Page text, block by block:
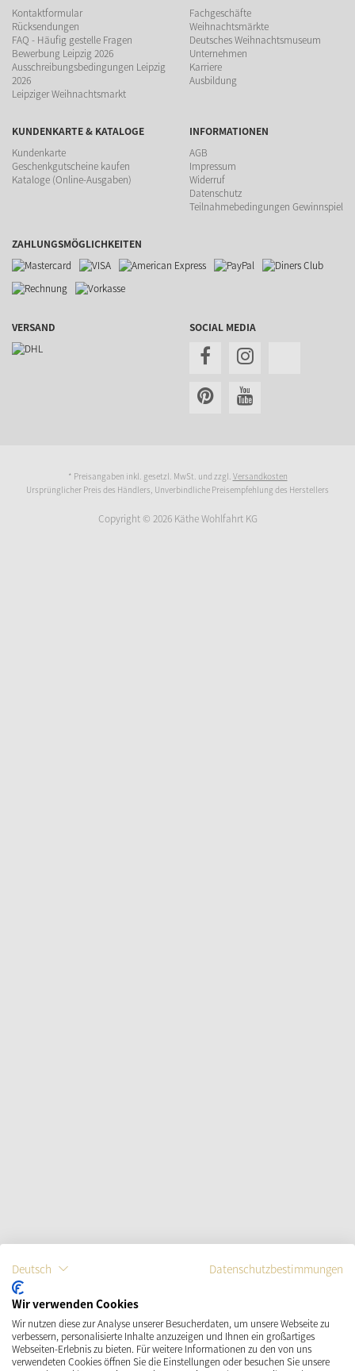
Kontaktformular
Rücksendungen
FAQ - Häufig gestelle Fragen
Bewerbung Leipzig 2026
Ausschreibungsbedingungen Leipzig
2026
Leipziger Weihnachtsmarkt
Fachgeschäfte
Weihnachtsmärkte
Deutsches Weihnachtsmuseum
Unternehmen
Karriere
Ausbildung
KUNDENKARTE & KATALOGE
Kundenkarte
Geschenkgutscheine kaufen
Kataloge (Online-Ausgaben)
INFORMATIONEN
AGB
Impressum
Widerruf
Datenschutz
Teilnahmebedingungen Gewinnspiel
ZAHLUNGSMÖGLICHKEITEN
VERSAND SOCIAL MEDIA
* Preisangaben inkl. gesetzl. MwSt. und zzgl. Versandkosten
Ursprünglicher Preis des Händlers, Unverbindliche Preisempfehlung des Herstellers
Copyright © 2026 Käthe Wohlfahrt KG
Deutsch Datenschutzbestimmungen
Wir verwenden Cookies
Wir nutzen diese zur Analyse unserer Besucherdaten, um unsere Webseite zu
verbessern, personalisierte Inhalte anzuzeigen und Ihnen ein großartiges
Webseiten-Erlebnis zu bieten. Für weitere Informationen zu den von uns
verwendeten Cookies öffnen Sie die Einstellungen oder besuchen Sie unsere